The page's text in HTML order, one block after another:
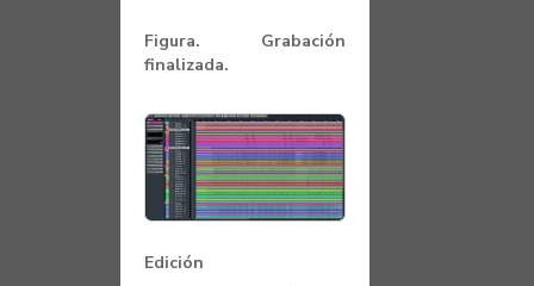
Figura. Grabación
finalizada.
Edición